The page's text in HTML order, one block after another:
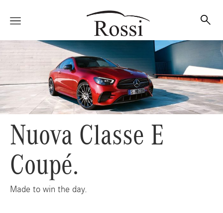
Vetture
Veicoli
Officina
Accessori e Collection
Nuova Classe E
Coupé.
Made to win the day.